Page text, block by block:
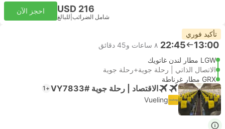
USD 216
شامل الضرائب للبالغ
احجز الآن
تأكيد فوري
13:00
22:45 ٨ ساعات و‫45 دقائق
LGW مطار لندن غاتويك
الاتصال الذاتي | رحلة جوية+رحلة جوية
GRX مطار غرناطة
الاقتصاد | رحلة جوية #VY7833 +1
Vueling